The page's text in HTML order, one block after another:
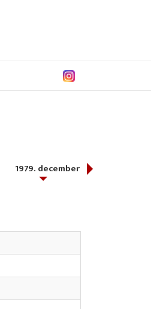
1979. december 1979. november